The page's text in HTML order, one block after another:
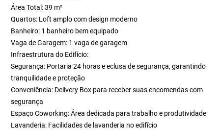
Área Total: 39 m²
Quartos: Loft amplo com design moderno
Banheiro: 1 banheiro bem equipado
Vaga de Garagem: 1 vaga de garagem
Infraestrutura do Edifício:
Segurança: Portaria 24 horas e eclusa de segurança, garantindo
tranquilidade e proteção
Conveniência: Delivery Box para receber suas encomendas com
segurança
Espaço Coworking: Área dedicada para trabalho e produtividade
Lavanderia: Facilidades de lavanderia no edifício